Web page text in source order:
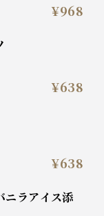
¥968
¥638
¥638